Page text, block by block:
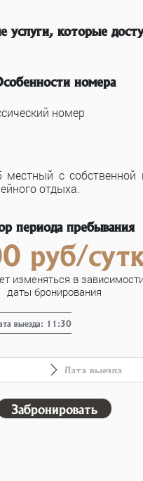
услуги, которые
номера
номер
местный с собственной
отдыха.
периода пребывания
руб/
изменяться в
даты бронирования
выезда: 11:30
Забронировать